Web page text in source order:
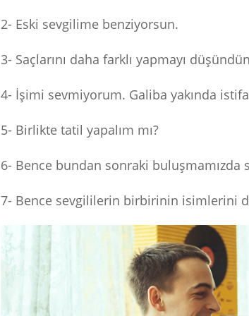
2- Eski sevgilime benziyorsun.
3- Saçlarını daha farklı yapmayı
4- İşimi sevmiyorum. Galiba yakında
5- Birlikte tatil yapalım mı?
6- Bence bundan sonraki buluşmamızda
7- Bence sevgililerin birbirinin isimlerini